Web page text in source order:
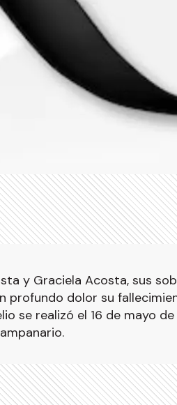
y Graciela Acosta, sus
profundo dolor su
se realizó el 16 de mayo